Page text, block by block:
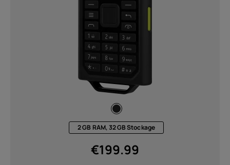
2 GB RAM, 32 GB Stockage
€199.99